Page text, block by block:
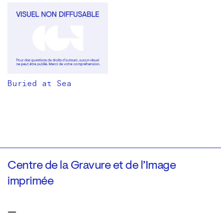
Buried at Sea
Centre de la Gravure et de l’Image
imprimée
—